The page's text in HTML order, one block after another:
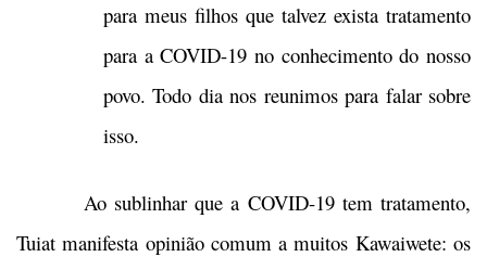
para meus filhos que talvez exista tratamento
para a COVID-19 no conhecimento do nosso
povo. Todo dia nos reunimos para falar sobre
isso.
Ao sublinhar que a COVID-19 tem tratamento,
Tuiat manifesta opinião comum a muitos Kawaiwete: os